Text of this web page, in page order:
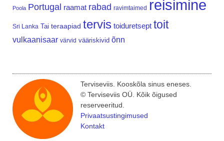
Poola Portugal raamat rabad ravimtaimed reisimine
Sri Lanka Tai teraapiad tervis toiduretsept toit
vulkaanisaar värvid vääriskivid õnn
Terviseviis. Kooskõla sinus eneses.
© Terviseviis OÜ. Kõik õigused
reserveeritud.
Privaatsustingimused
Kontakt